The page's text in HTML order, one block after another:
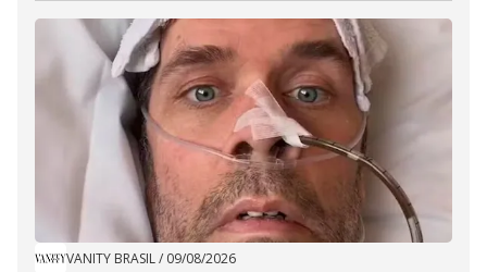
VANITY BRASIL/ 09/08/2026